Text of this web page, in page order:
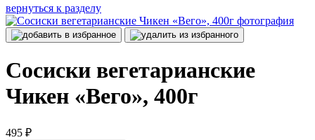
вернуться к разделу
Сосиски вегетарианские
Чикен «Вего», 400г
495 ₽